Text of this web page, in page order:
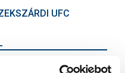
UFC
Iratkozzon fel ingyenes